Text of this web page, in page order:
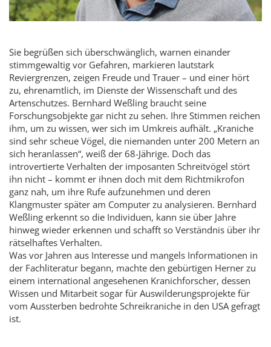
Sie begrüßen sich überschwänglich, warnen einander
stimmgewaltig vor Gefahren, markieren lautstark
Reviergrenzen, zeigen Freude und Trauer – und einer hört
zu, ehrenamtlich, im Dienste der Wissenschaft und des
Artenschutzes. Bernhard Weßling braucht seine
Forschungsobjekte gar nicht zu sehen. Ihre Stimmen reichen
ihm, um zu wissen, wer sich im Umkreis aufhält. „Kraniche
sind sehr scheue Vögel, die niemanden unter 200 Metern an
sich heranlassen“, weiß der 68-Jährige. Doch das
introvertierte Verhalten der imposanten Schreitvögel stört
ihn nicht – kommt er ihnen doch mit dem Richtmikrofon
ganz nah, um ihre Rufe aufzunehmen und deren
Klangmuster später am Computer zu analysieren. Bernhard
Weßling erkennt so die Individuen, kann sie über Jahre
hinweg wieder erkennen und schafft so Verständnis über ihr
rätselhaftes Verhalten.
Was vor Jahren aus Interesse und mangels Informationen in
der Fachliteratur begann, machte den gebürtigen Herner zu
einem international angesehenen Kranichforscher, dessen
Wissen und Mitarbeit sogar für Auswilderungsprojekte für
vom Aussterben bedrohte Schreikraniche in den USA gefragt
ist.